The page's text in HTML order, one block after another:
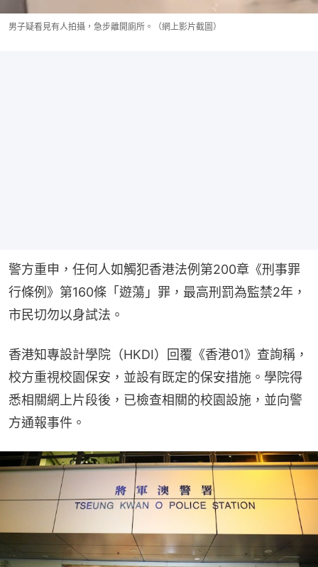
男子疑看見有人拍攝，急步離開廁所。（網上影片截圖）
警方重申，任何人如觸犯香港法例第200章《刑事罪
行條例》第160條「遊蕩」罪，最高刑罰為監禁2年，
市民切勿以身試法。
香港知專設計學院（HKDI）回覆《香港01》查詢稱，
校方重視校園保安，並設有既定的保安措施。學院得
悉相關網上片段後，已檢查相關的校園設施，並向警
方通報事件。